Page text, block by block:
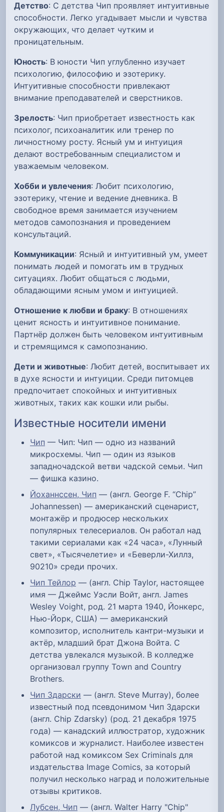
Детство: С детства Чип проявляет интуитивные
способности. Легко угадывает мысли и чувства
окружающих, что делает чутким и
проницательным.
Юность: В юности Чип углубленно изучает
психологию, философию и эзотерику.
Интуитивные способности привлекают
внимание преподавателей и сверстников.
Зрелость: Чип приобретает известность как
психолог, психоаналитик или тренер по
личностному росту. Ясный ум и интуиция
делают востребованным специалистом и
уважаемым человеком.
Хобби и увлечения: Любит психологию,
эзотерику, чтение и ведение дневника. В
свободное время занимается изучением
методов самопознания и проведением
консультаций.
Коммуникации: Ясный и интуитивный ум, умеет
понимать людей и помогать им в трудных
ситуациях. Любит общаться с людьми,
обладающими ясным умом и интуицией.
Отношение к любви и браку: В отношениях
ценит ясность и интуитивное понимание.
Партнёр должен быть человеком интуитивным
и стремящимся к самопознанию.
Дети и животные: Любит детей, воспитывает их
в духе ясности и интуиции. Среди питомцев
предпочитает спокойных и интуитивных
животных, таких как кошки или рыбы.
Известные носители имени
Чип — Чип: Чип — одно из названий
микросхемы. Чип — один из языков
западночадской ветви чадской семьи. Чип
— фишка казино.
Йоханнссен, Чип — (англ. George F. “Chip”
Johannessen) — американский сценарист,
монтажёр и продюсер нескольких
популярных телесериалов. Он работал над
такими сериалами как «24 часа», «Лунный
свет», «Тысячелетие» и «Беверли-Хиллз,
90210» среди прочих.
Чип Тейлор — (англ. Chip Taylor, настоящее
имя — Джеймс Уэсли Войт, англ. James
Wesley Voight, род. 21 марта 1940, Йонкерс,
Нью-Йорк, США) — американский
композитор, исполнитель кантри-музыки и
актёр, младший брат Джона Войта. С
детства увлекался музыкой. В колледже
организовал группу Town and Country
Brothers.
Чип Здарски — (англ. Steve Murray), более
известный под псевдонимом Чип Здарски
(англ. Chip Zdarsky) (род. 21 декабря 1975
года) — канадский иллюстратор, художник
комиксов и журналист. Наиболее известен
работой над комиксом Sex Criminals для
издательства Image Comics, за который
получил несколько наград и положительные
отзывы критиков.
Лубсен, Чип — (англ. Walter Harry "Chip"